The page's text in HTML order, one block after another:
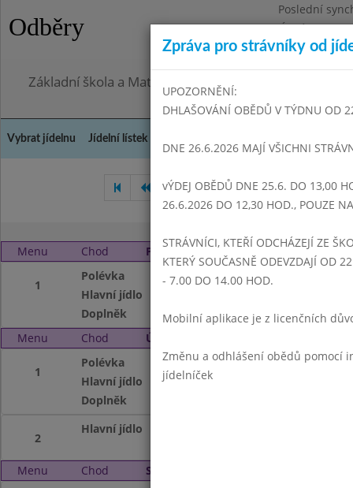
Odběry
Poslední
Úterý
Omezení
Základní škola a Mateřská škola Dr. Edvarda Beneše,
Vybrat jídelnu Jídelní lístek
Březen 2010 Duben 2010
Menu Chod Pondělí 3. 5. 2010
1
Polévka
Slepičí s nudlemi
Hlavní jídlo
Doplněk
Čaj,mléko
Menu
Chod Úterý 4. 5. 2010
1
Polévka
Celerová s
Hlavní jídlo
Doplněk
2
Hlavní jídlo
Menu Chod Středa 5. 5. 2010
Zpráva pro strávníky od
UPOZORNĚNÍ:
DHLAŠOVÁNÍ OBĚDŮ V TÝDNU OD
DNE 26.6.2026 MAJÍ VŠICHNI
vÝDEJ OBĚDŮ DNE 25.6. DO 13,00
26.6.2026 DO 12,30 HOD., POUZE
STRÁVNÍCI, KTEŘÍ ODCHÁZEJÍ ZE
KTERÝ SOUČASNĚ ODEVZDAJÍ OD
- 7.00 DO 14.00 HOD.
Mobilní aplikace je z licenčních
Změnu a odhlášení obědů pomocí
jídelníček